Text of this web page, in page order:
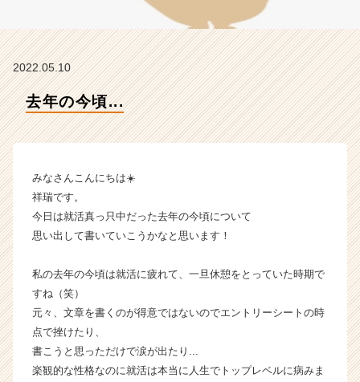
チ
か
ス
ウ
ト
が
く
活
イ
ト
2022.05.10
去年の今頃...
みなさんこんにちは☀️
祥瑞です。
今日は就活真っ只中だった去年の今頃について
思い出して書いていこうかなと思います！
私の去年の今頃は就活に疲れて、一旦休憩をとっていた時期で
すね（笑）
元々、文章を書くのが得意ではないのでエントリーシートの時
点で挫けたり、
書こうと思っただけで涙が出たり...
楽観的な性格なのに就活は本当に人生でトップレベルに病みま